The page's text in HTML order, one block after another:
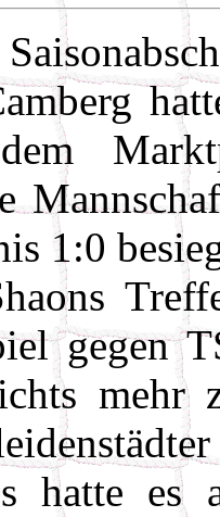
1:0
gegen
mehr
hatte es